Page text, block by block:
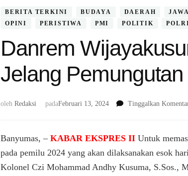
BERITA TERKINI BUDAYA DAERAH
OPINI
PERISTIWA PMI POLITIK
Danrem
Jelang
oleh Redaksi padaFebruari 13, 2024 Tinggalkan
Banyumas, – KABAR EKSPRES II Untuk
pada pemilu 2024 yang akan dilaksanakan esok
Kolonel Czi Mohammad Andhy Kusuma, S.Sos.,